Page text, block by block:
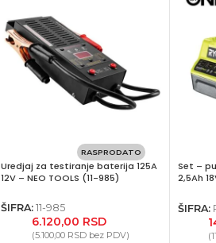
RASPRODATO
Uredjaj za testiranje baterija 125A
12V – NEO TOOLS (11-985)
ŠIFRA: 11-985
6.120,00 RSD
(5.100,00 RSD bez PDV)
Set –
2,5Ah
ŠIFRA:
(